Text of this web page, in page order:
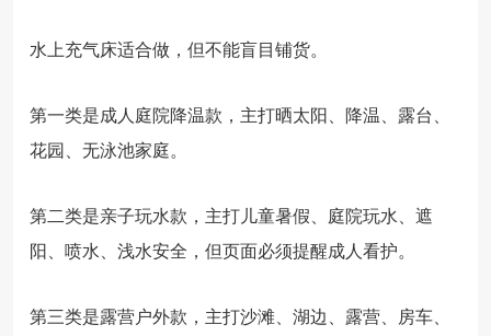
水上充气床适合做，但不能盲目铺货。
第一类是成人庭院降温款，主打晒太阳、降温、露台、
花园、无泳池家庭。
第二类是亲子玩水款，主打儿童暑假、庭院玩水、遮
阳、喷水、浅水安全，但页面必须提醒成人看护。
第三类是露营户外款，主打沙滩、湖边、露营、房车、